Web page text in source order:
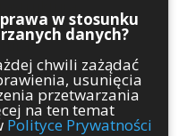
w stosunku
danych?
chwili zażądać
usunięcia
przetwarzania
na ten temat
Polityce Prywatności